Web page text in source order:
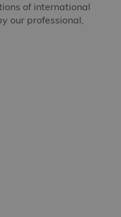
of international
our professional,